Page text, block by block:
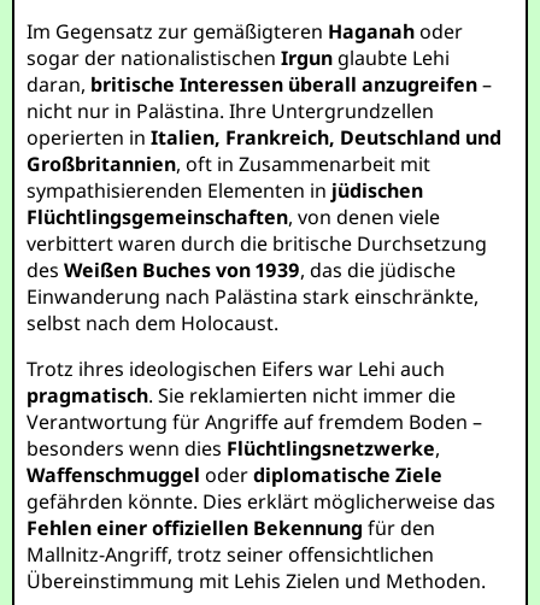
Im Gegensatz zur gemäßigteren Haganahoder
sogar der nationalistischenIrgun glaubte Lehi
daran, britische Interessen überall anzugreifen–
nicht nur in Palästina. Ihre Untergrundzellen
operierten inItalien, Frankreich, Deutschland und
Großbritannien, oft in Zusammenarbeit mit
sympathisierenden Elementen in jüdischen
Flüchtlingsgemeinschaften, von denen viele
verbittert waren durch die britische Durchsetzung
desWeißen Buches von 1939, das die jüdische
Einwanderung nach Palästina stark einschränkte,
selbst nach dem Holocaust.
Trotz ihres ideologischen Eifers war Lehi auch
pragmatisch. Sie reklamierten nicht immer die
Verantwortung für Angriffe auf fremdem Boden –
besonders wenn dies Flüchtlingsnetzwerke,
Waffenschmuggel oderdiplomatische Ziele
gefährden könnte. Dies erklärt möglicherweise das
Fehlen einer offiziellen Bekennung für den
Mallnitz-Angriff, trotz seiner offensichtlichen
Übereinstimmung mit Lehis Zielen und Methoden.